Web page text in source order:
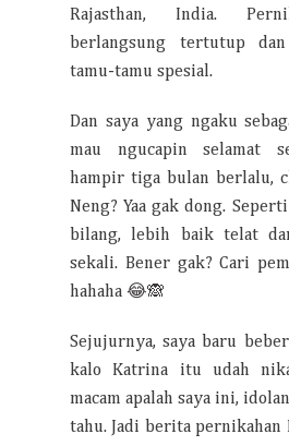
Rajasthan, India.
berlangsung tertutup
tamu-tamu spesial.
Dan saya yang ngaku
mau ngucapin selamat
hampir tiga bulan berlalu,
Neng? Yaa gak dong.
bilang, lebih baik telat
sekali. Bener gak? Cari
hahaha 😂🙈
Sejujurnya, saya baru
kalo Katrina itu udah
macam apalah saya ini,
tahu. Jadi berita